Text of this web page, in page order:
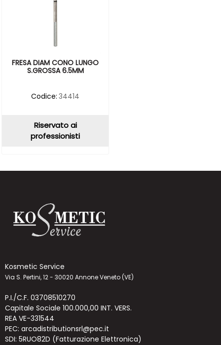
FRESA DIAM CONO LUNGO
S.GROSSA 6.5MM
Codice: 34414
Riservato ai
professionisti
Kosmetic Service
Via S. Pertini, 12 - 30020 Annone Veneto (VE)
P.I./C.F. 03708510270
Capitale Sociale 100.000,00 INT. VERS.
REA VE-331544
PEC: arcadistributionsrl@pec.it
SDI: 5RUO82D (Fatturazione Elettronica)